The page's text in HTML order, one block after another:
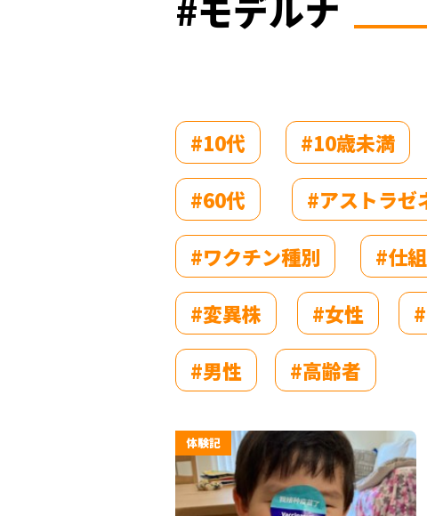
#モデルナ
#10代 #10歳未満
#60代
#アストラゼ
#ワクチン種別
#仕
#変異株
#女性
#男性
#高齢者
体験記